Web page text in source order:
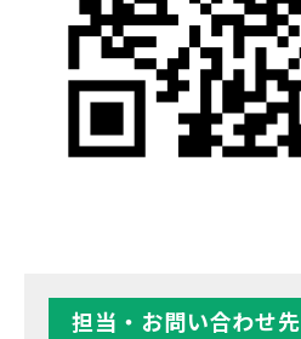
担当・お問い合わせ先